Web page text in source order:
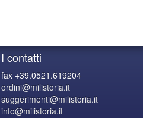
I contatti
fax +39.0521.619204
ordini@milistoria.it
suggerimenti@milistoria.it
info@milistoria.it